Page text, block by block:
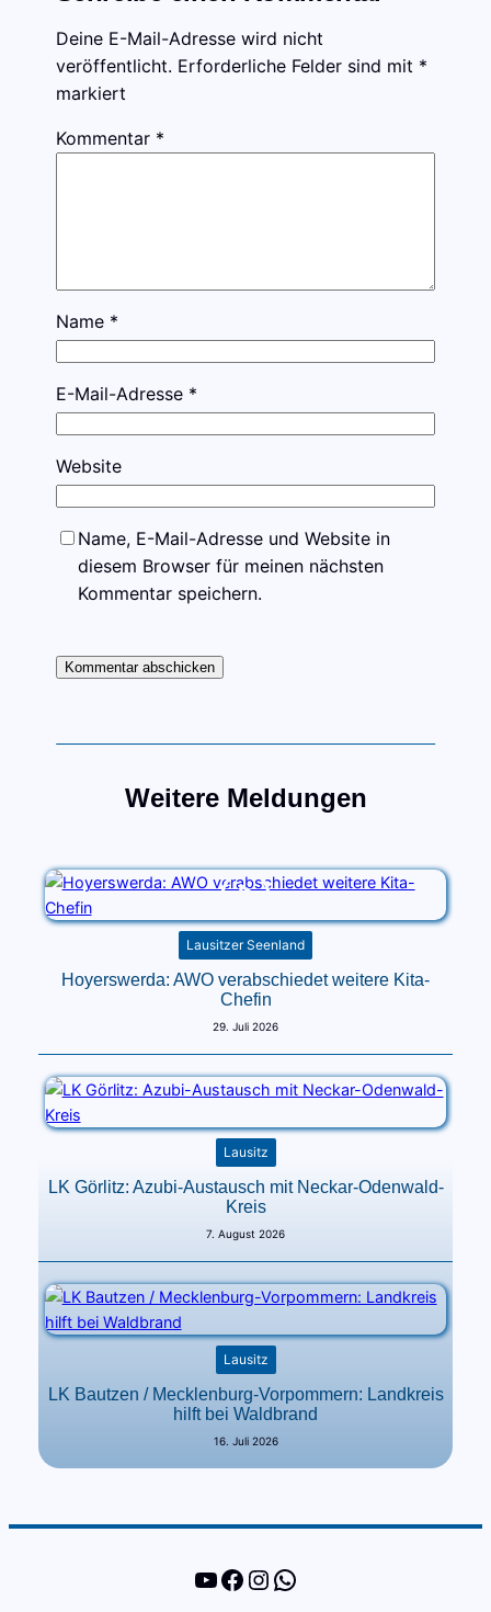
Deine E-Mail-Adresse wird nicht
veröffentlicht. Erforderliche Felder sind mit *
markiert
Kommentar *
Name *
E-Mail-Adresse *
Website
Name, E-Mail-Adresse und Website in
diesem Browser für meinen nächsten
Kommentar speichern.
Weitere Meldungen
Lausitzer Seenland
Hoyerswerda: AWO verabschiedet weitere Kita-
Chefin
29. Juli 2026
Lausitz
LK Görlitz: Azubi-Austausch mit Neckar-Odenwald-
Kreis
7. August 2026
Lausitz
LK Bautzen / Mecklenburg-Vorpommern: Landkreis
hilft bei Waldbrand
16. Juli 2026
YouTube
Facebook
Instagram
WhatsApp